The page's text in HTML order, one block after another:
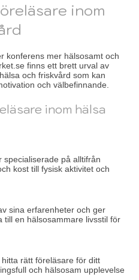
inom
konferens mer hälsosamt och
finns ett brett urval av
och friskvård som kan
och välbefinnande.
inom hälsa
på alltifrån
kost till fysisk aktivitet och
sina erfarenheter och ger
till en hälsosammare livsstil för
rätt föreläsare för ditt
och hälsosam upplevelse